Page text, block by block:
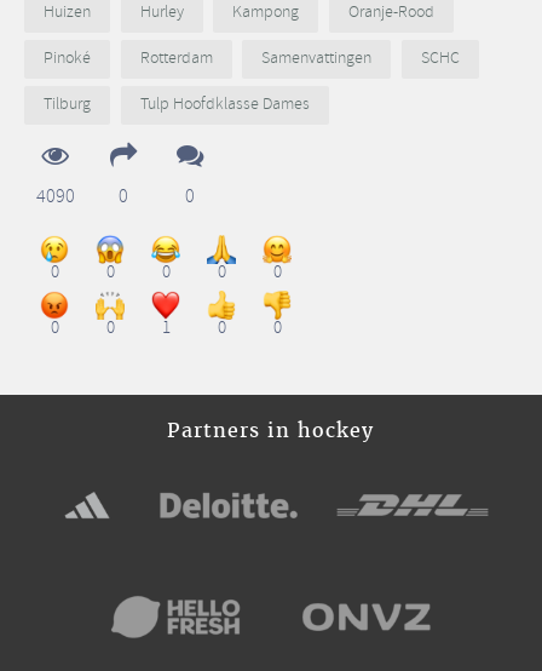
Huizen
Hurley Kampong
Oranje-Rood
Pinoké
Rotterdam Samenvattingen
SCHC
Tilburg
Tulp Hoofdklasse Dames
4090 0 0
0 0 0 0 0
0 0 1 0 0
Partners in hockey